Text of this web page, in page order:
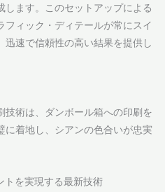
ます。このセットアップによる
フィック・ディテールが常にスイ
迅速で信頼性の高い結果を提供し
技術は、ダンボール箱への印刷を
に着地し、シアンの色合いが忠実
トを実現する最新技術